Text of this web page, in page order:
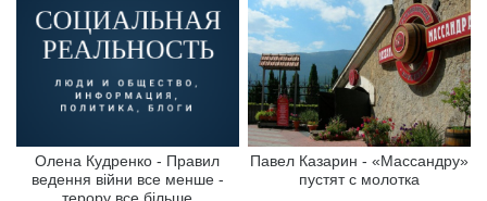
Олена Кудренко - Правил
ведення війни все менше -
терору все більше
Павел Казарин - «Массандру»
пустят с молотка